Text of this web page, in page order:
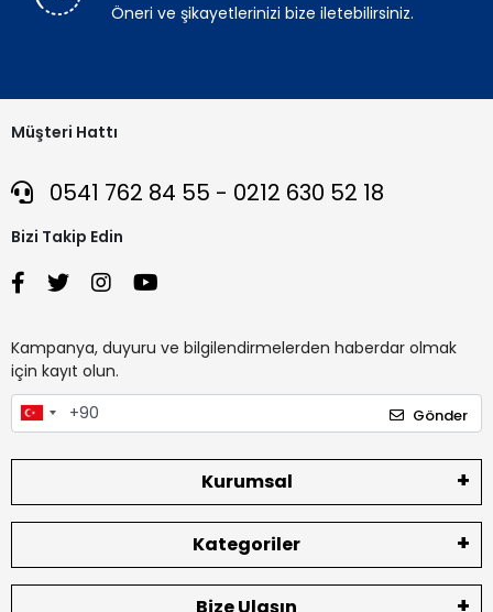
Öneri ve şikayetlerinizi bize iletebilirsiniz.
Müşteri Hattı
0541 762 84 55 - 0212 630 52 18
Bizi Takip Edin
Kampanya, duyuru ve bilgilendirmelerden haberdar olmak
için kayıt olun.
Gönder
Kurumsal
Kategoriler